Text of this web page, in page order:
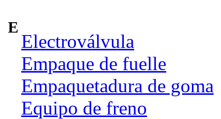
E
Electroválvula
Empaque de fuelle
Empaquetadura de goma
Equipo de freno